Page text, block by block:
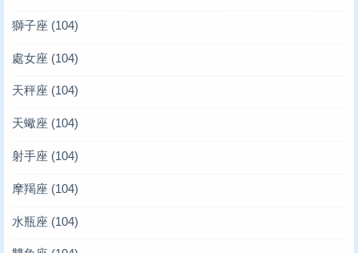
獅子座 (104)
處女座 (104)
天秤座 (104)
天蠍座 (104)
射手座 (104)
摩羯座 (104)
水瓶座 (104)